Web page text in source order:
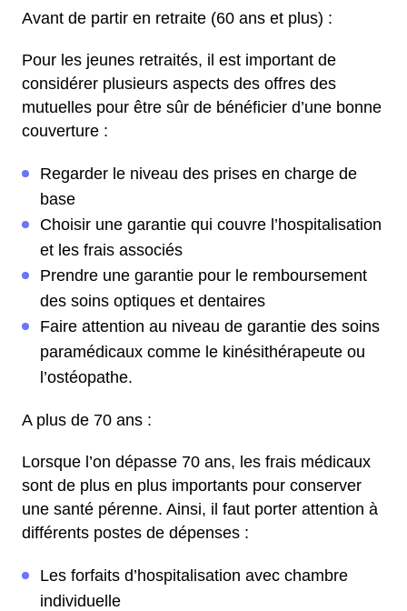
Avant de partir en retraite (60 ans et plus) :
Pour les jeunes retraités, il est important de
considérer plusieurs aspects des offres des
mutuelles pour être sûr de bénéficier d’une bonne
couverture :
Regarder le niveau des prises en charge de
base
Choisir une garantie qui couvre l’hospitalisation
et les frais associés
Prendre une garantie pour le remboursement
des soins optiques et dentaires
Faire attention au niveau de garantie des soins
paramédicaux comme le kinésithérapeute ou
l’ostéopathe.
A plus de 70 ans :
Lorsque l’on dépasse 70 ans, les frais médicaux
sont de plus en plus importants pour conserver
une santé pérenne. Ainsi, il faut porter attention à
différents postes de dépenses :
Les forfaits d’hospitalisation avec chambre
individuelle